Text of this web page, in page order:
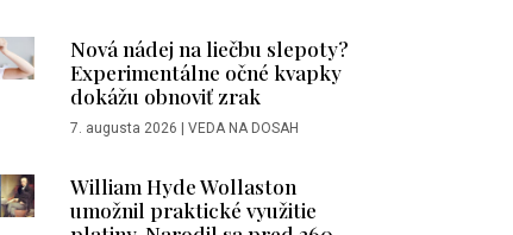
Nová nádej na liečbu slepoty?
Experimentálne očné kvapky
dokážu obnoviť zrak
7. augusta 2026 | VEDA NA DOSAH
William Hyde Wollaston
umožnil praktické využitie